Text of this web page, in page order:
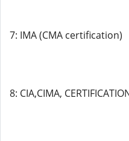
7: IMA (CMA certification)
8: CIA,CIMA,